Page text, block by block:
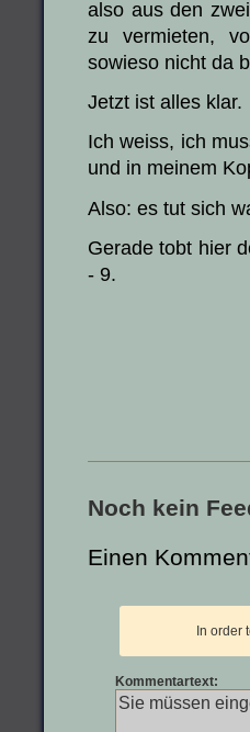
also aus den
zu vermieten,
sowieso nicht da
Jetzt ist alles klar.
Ich weiss, ich
und in meinem
Also: es tut sich
Gerade tobt hier
- 9.
Noch kein
Einen
In order
Kommentartext: